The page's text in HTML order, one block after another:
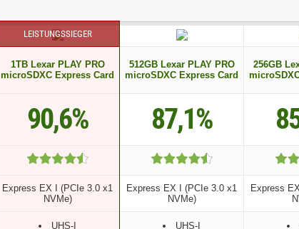
LEISTUNGSSIEGER
1TB Lexar PLAY PRO
microSDXC Express Card
512GB Lexar PLAY PRO
microSDXC Express Card
256GB
90,6% 87,1%
Express EX I (PCIe 3.0 x1
NVMe)
Express EX I (PCIe 3.0 x1
NVMe)
Express
UHS-I
UHS-I